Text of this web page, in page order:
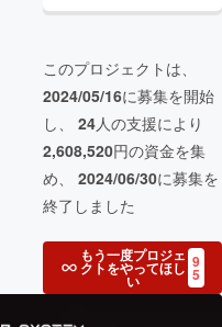
このプロジェクトは、
2024/05/16に募集を開始
し、 24人の支援により
2,608,520円の資金を集
め、 2024/06/30に募集を
終了しました
もう一度プロジェ
クトをやってほし
い
9
5